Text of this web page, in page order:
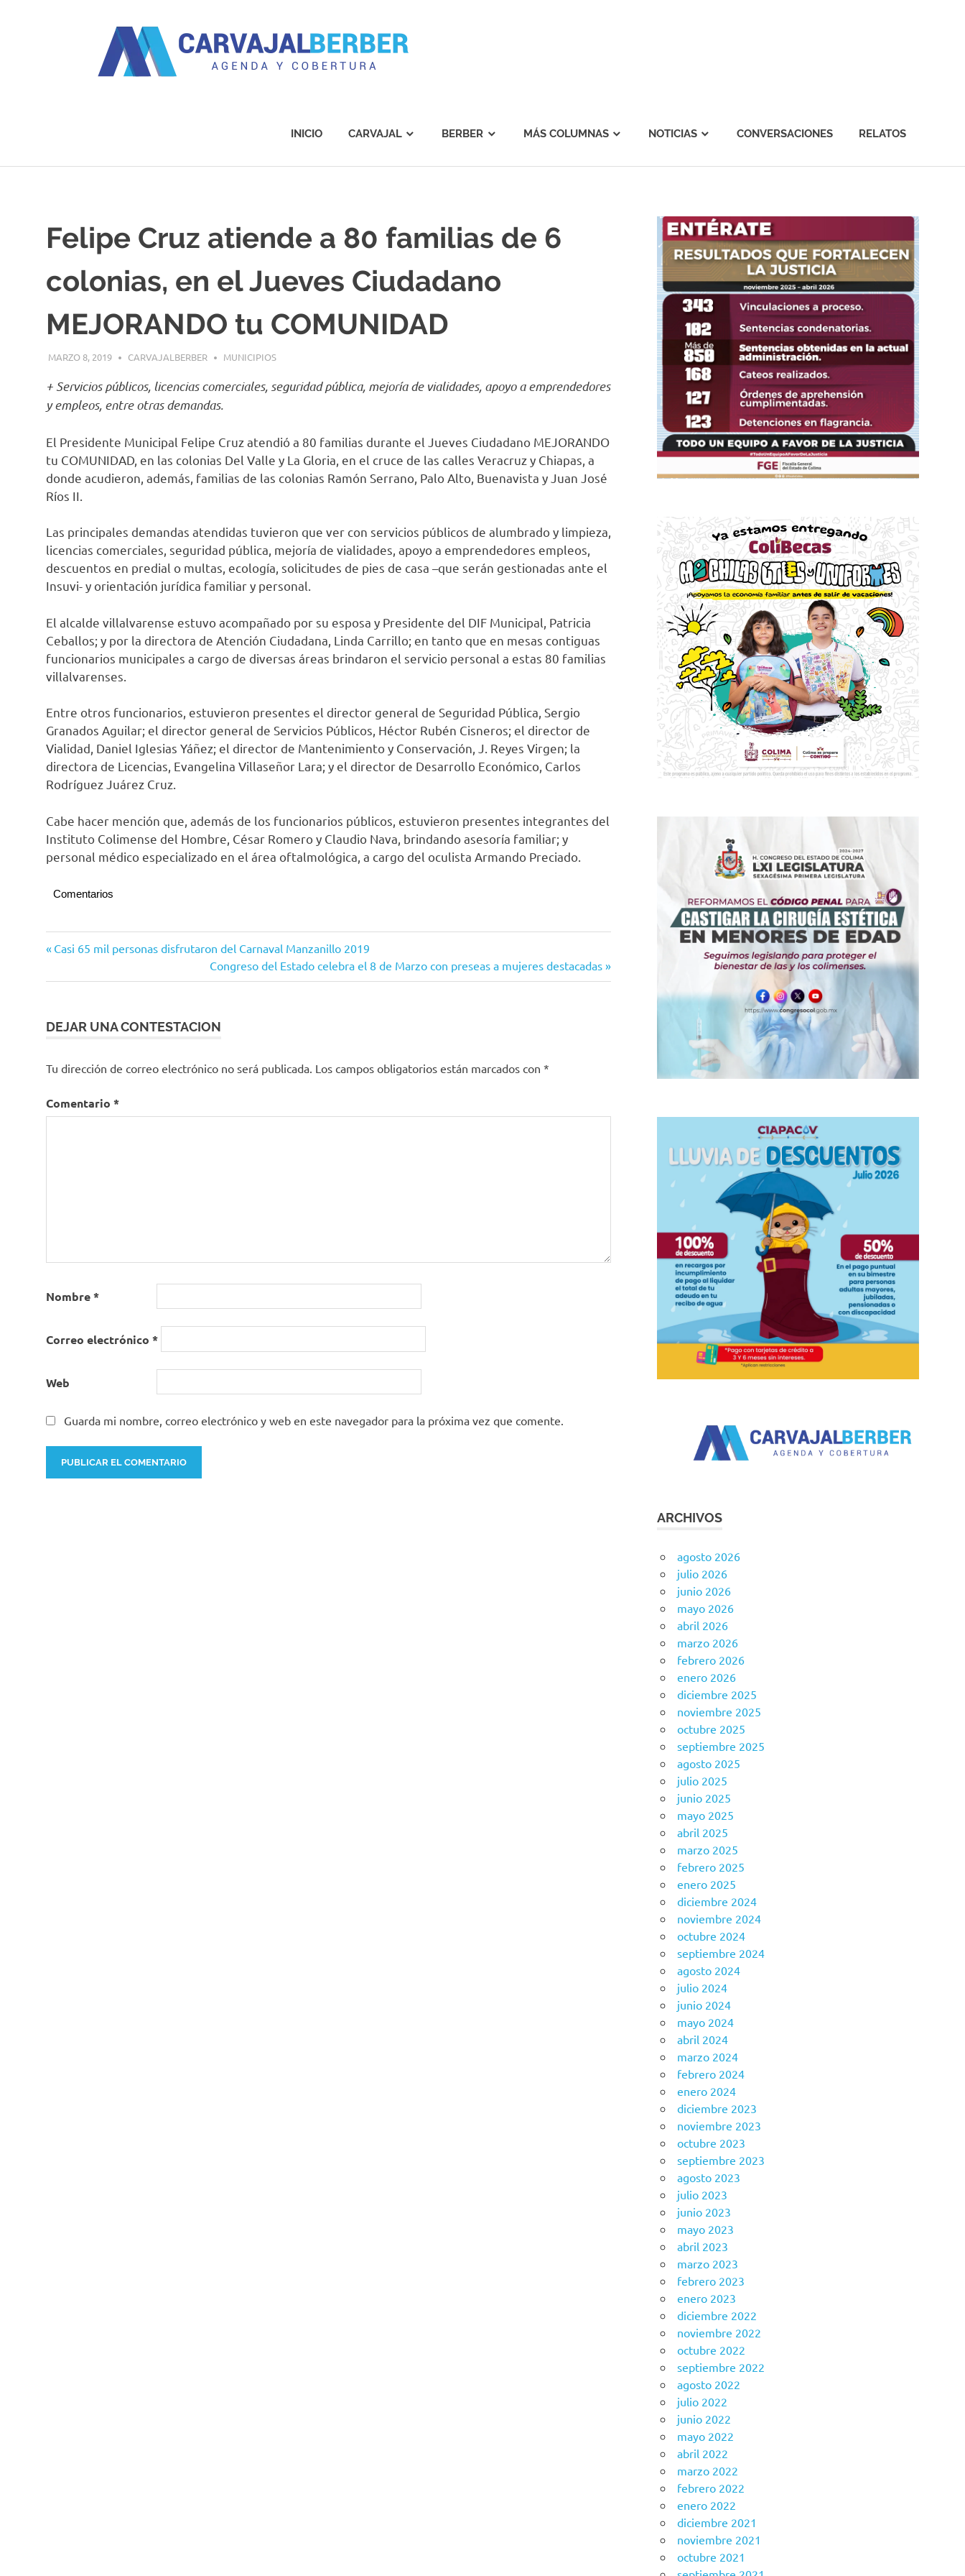
INICIO CARVAJAL BERBER MÁS COLUMNAS NOTICIAS CONVERSACIONES RELATOS
Felipe Cruz atiende a 80 familias de 6
colonias, en el Jueves Ciudadano
MEJORANDO tu COMUNIDAD
MARZO 8, 2019 CARVAJALBERBER MUNICIPIOS
+ Servicios públicos, licencias comerciales, seguridad pública, mejoría de vialidades, apoyo a emprendedores
y empleos, entre otras demandas.
El Presidente Municipal Felipe Cruz atendió a 80 familias durante el Jueves Ciudadano MEJORANDO
tu COMUNIDAD, en las colonias Del Valle y La Gloria, en el cruce de las calles Veracruz y Chiapas, a
donde acudieron, además, familias de las colonias Ramón Serrano, Palo Alto, Buenavista y Juan José
Ríos II.
Las principales demandas atendidas tuvieron que ver con servicios públicos de alumbrado y limpieza,
licencias comerciales, seguridad pública, mejoría de vialidades, apoyo a emprendedores empleos,
descuentos en predial o multas, ecología, solicitudes de pies de casa –que serán gestionadas ante el
Insuvi- y orientación jurídica familiar y personal.
El alcalde villalvarense estuvo acompañado por su esposa y Presidente del DIF Municipal, Patricia
Ceballos; y por la directora de Atención Ciudadana, Linda Carrillo; en tanto que en mesas contiguas
funcionarios municipales a cargo de diversas áreas brindaron el servicio personal a estas 80 familias
villalvarenses.
Entre otros funcionarios, estuvieron presentes el director general de Seguridad Pública, Sergio
Granados Aguilar; el director general de Servicios Públicos, Héctor Rubén Cisneros; el director de
Vialidad, Daniel Iglesias Yáñez; el director de Mantenimiento y Conservación, J. Reyes Virgen; la
directora de Licencias, Evangelina Villaseñor Lara; y el director de Desarrollo Económico, Carlos
Rodríguez Juárez Cruz.
Cabe hacer mención que, además de los funcionarios públicos, estuvieron presentes integrantes del
Instituto Colimense del Hombre, César Romero y Claudio Nava, brindando asesoría familiar; y
personal médico especializado en el área oftalmológica, a cargo del oculista Armando Preciado.
Comentarios
Álvarez
Navegación
de
Entrada
Casi 65 mil personas disfrutaron del Carnaval Manzanillo 2019
Siguiente
entrada:
Congreso del Estado celebra el 8 de Marzo con preseas a mujeres destacadas
DEJAR UNA CONTESTACION
Tu dirección de correo electrónico no será publicada. Los campos obligatorios están marcados con *
Comentario *
Nombre*
Correo electrónico *
Web
Guarda mi nombre, correo electrónico y web en este navegador para la próxima vez que comente.
ARCHIVOS
agosto 2026
julio 2026
junio 2026
mayo 2026
abril 2026
marzo 2026
febrero 2026
enero 2026
diciembre 2025
noviembre 2025
octubre 2025
septiembre 2025
agosto 2025
julio 2025
junio 2025
mayo 2025
abril 2025
marzo 2025
febrero 2025
enero 2025
diciembre 2024
noviembre 2024
octubre 2024
septiembre 2024
agosto 2024
julio 2024
junio 2024
mayo 2024
abril 2024
marzo 2024
febrero 2024
enero 2024
diciembre 2023
noviembre 2023
octubre 2023
septiembre 2023
agosto 2023
julio 2023
junio 2023
mayo 2023
abril 2023
marzo 2023
febrero 2023
enero 2023
diciembre 2022
noviembre 2022
octubre 2022
septiembre 2022
agosto 2022
julio 2022
junio 2022
mayo 2022
abril 2022
marzo 2022
febrero 2022
enero 2022
diciembre 2021
noviembre 2021
octubre 2021